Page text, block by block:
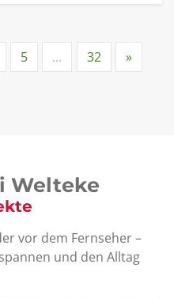
5 ... 32 »
Welteke
vor dem Fernseher –
und den Alltag